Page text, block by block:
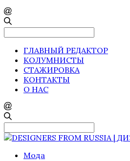
ГЛАВНЫЙ РЕДАКТОР
КОЛУМНИСТЫ
СТАЖИРОВКА
КОНТАКТЫ
О НАС
Search
for:
Мода